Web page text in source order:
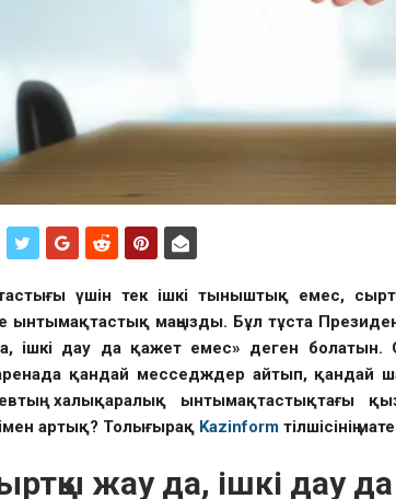
үшін тек ішкі тыныштық емес,
ынтымақтастық маңызды. Бұл тұста
ішкі дау да қажет емес» деген болатын.
қандай месседждер айтып, қандай
халықаралық ынтымақтастықтағы
артық? Толығырақ Kazinformтілшісінің
жау да, ішкі дау